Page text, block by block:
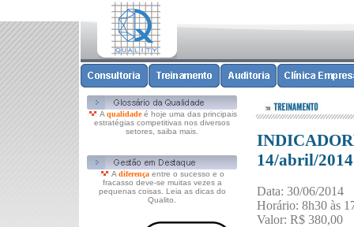
A qualidadeé hoje uma das principais
estratégias competitivas nos diversos
setores, saiba mais.
A diferença entre o sucesso e o
fracasso deve-se muitas vezes a
pequenas coisas. Leia as dicas do
Qualito.
14/abril/2014
Data: 30/06/2014
Horário: 8h30 às
Valor: R$ 380,00